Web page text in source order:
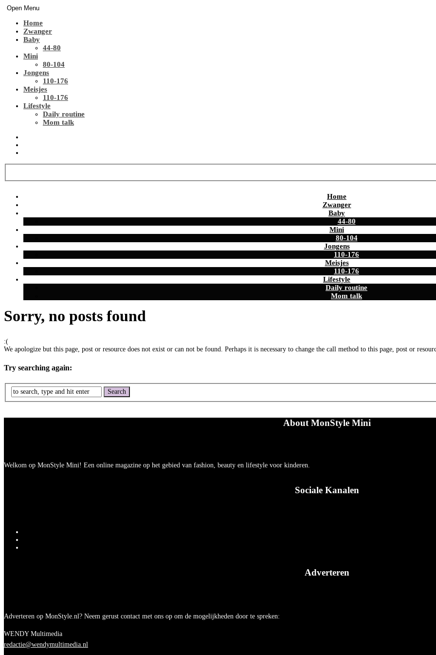
Open Menu
Home
Zwanger
Baby
44-80
Mini
80-104
Jongens
110-176
Meisjes
110-176
Lifestyle
Daily routine
Mom talk
Home
Zwanger
Baby
44-80
Mini
80-104
Jongens
110-176
Meisjes
110-176
Lifestyle
Daily routine
Mom talk
Sorry, no posts found
:(
We apologize but this page, post or resource does not exist or can not be found. Perhaps it is necessary to change the call method to this page, post or
Try searching again:
About MonStyle Mini
Welkom op MonStyle Mini! Een online magazine op het gebied van fashion, beauty en lifestyle voor kinderen.
Sociale Kanalen
Adverteren
Adverteren op MonStyle.nl? Neem gerust contact met ons op om de mogelijkheden door te spreken:
WENDY Multimedia
redactie@wendymultimedia.nl